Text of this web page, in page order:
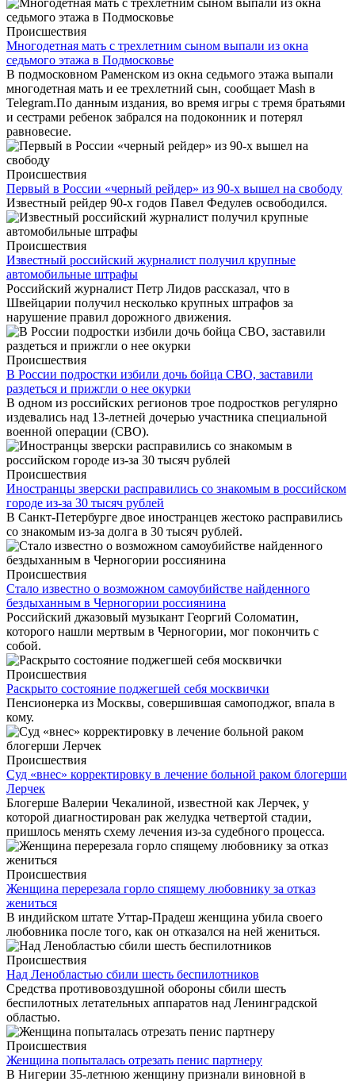
Происшествия
Многодетная мать с трехлетним сыном выпали из окна
седьмого этажа в Подмосковье
В подмосковном Раменском из окна седьмого этажа выпали
многодетная мать и ее трехлетний сын, сообщает Mash в
Telegram.По данным издания, во время игры с тремя братьями
и сестрами ребенок забрался на подоконник и потерял
равновесие.
Происшествия
Первый в России «черный рейдер» из 90-х вышел на свободу
Известный рейдер 90-х годов Павел Федулев освободился.
Происшествия
Известный российский журналист получил крупные
автомобильные штрафы
Российский журналист Петр Лидов рассказал, что в
Швейцарии получил несколько крупных штрафов за
нарушение правил дорожного движения.
Происшествия
В России подростки избили дочь бойца СВО, заставили
раздеться и прижгли о нее окурки
В одном из российских регионов трое подростков регулярно
издевались над 13-летней дочерью участника специальной
военной операции (СВО).
Происшествия
Иностранцы зверски расправились со знакомым в российском
городе из-за 30 тысяч рублей
В Санкт-Петербурге двое иностранцев жестоко расправились
со знакомым из-за долга в 30 тысяч рублей.
Происшествия
Стало известно о возможном самоубийстве найденного
бездыханным в Черногории россиянина
Российский джазовый музыкант Георгий Соломатин,
которого нашли мертвым в Черногории, мог покончить с
собой.
Происшествия
Раскрыто состояние поджегшей себя москвички
Пенсионерка из Москвы, совершившая самоподжог, впала в
кому.
Происшествия
Суд «внес» корректировку в лечение больной раком блогерши
Лерчек
Блогерше Валерии Чекалиной, известной как Лерчек, у
которой диагностирован рак желудка четвертой стадии,
пришлось менять схему лечения из-за судебного процесса.
Происшествия
Женщина перерезала горло спящему любовнику за отказ
жениться
В индийском штате Уттар-Прадеш женщина убила своего
любовника после того, как он отказался на ней жениться.
Происшествия
Над Ленобластью сбили шесть беспилотников
Средства противовоздушной обороны сбили шесть
беспилотных летательных аппаратов над Ленинградской
областью.
Происшествия
Женщина попыталась отрезать пенис партнеру
В Нигерии 35-летнюю женщину признали виновной в